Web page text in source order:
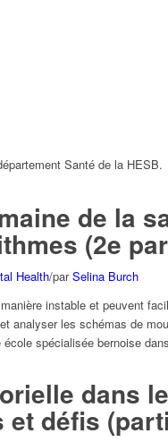
Santé de la HESB.
de la
(2e
Health/parSelina Burch
instable et peuvent
analyser les schémas de
spécialisée bernoise
dans
défis